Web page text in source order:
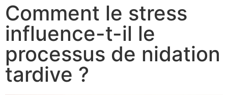
Comment le stress
influence-t-il le
processus de nidation
tardive ?